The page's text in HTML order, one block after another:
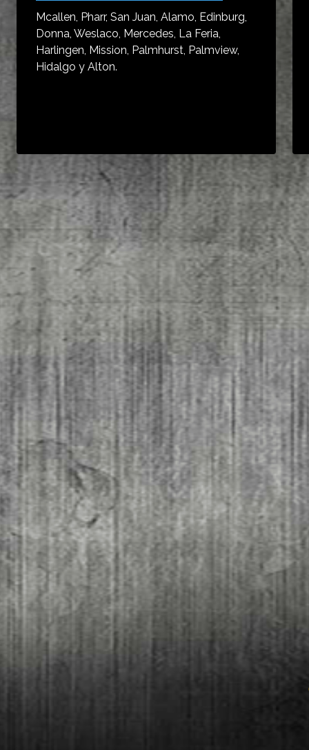
Mcallen, Pharr, San Juan, Alamo, Edinburg,
Donna, Weslaco, Mercedes, La Feria,
Harlingen, Mission, Palmhurst, Palmview,
Hidalgo y Alton.